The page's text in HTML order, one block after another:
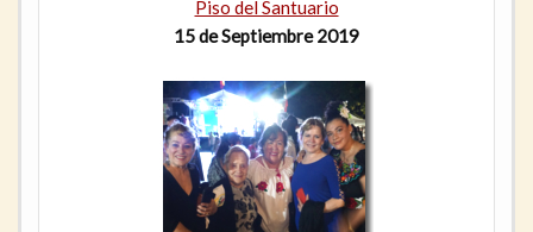
Piso del Santuario
15 de Septiembre 2019